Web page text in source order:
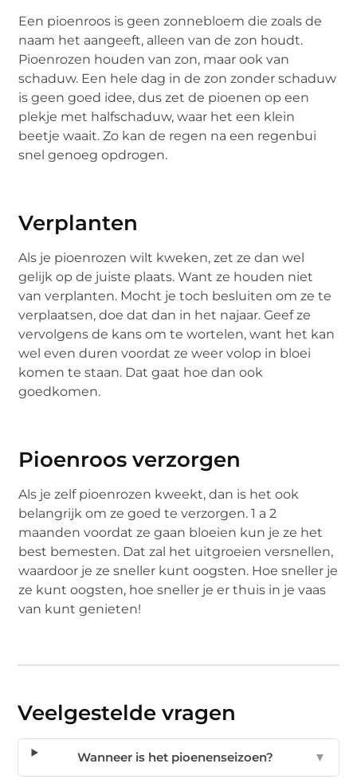
Een pioenroos is geen zonnebloem die zoals de
naam het aangeeft, alleen van de zon houdt.
Pioenrozen houden van zon, maar ook van
schaduw. Een hele dag in de zon zonder schaduw
is geen goed idee, dus zet de pioenen op een
plekje met halfschaduw, waar het een klein
beetje waait. Zo kan de regen na een regenbui
snel genoeg opdrogen.
Verplanten
Als je pioenrozen wilt kweken, zet ze dan wel
gelijk op de juiste plaats. Want ze houden niet
van verplanten. Mocht je toch besluiten om ze te
verplaatsen, doe dat dan in het najaar. Geef ze
vervolgens de kans om te wortelen, want het kan
wel even duren voordat ze weer volop in bloei
komen te staan. Dat gaat hoe dan ook
goedkomen.
Pioenroos verzorgen
Als je zelf pioenrozen kweekt, dan is het ook
belangrijk om ze goed te verzorgen. 1 a 2
maanden voordat ze gaan bloeien kun je ze het
best bemesten. Dat zal het uitgroeien versnellen,
waardoor je ze sneller kunt oogsten. Hoe sneller je
ze kunt oogsten, hoe sneller je er thuis in je vaas
van kunt genieten!
Veelgestelde vragen
Wanneer is het pioenenseizoen? ▼